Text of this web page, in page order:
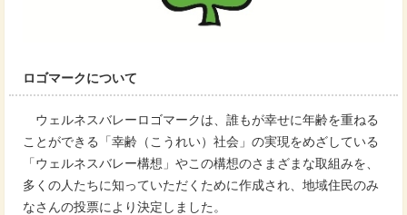
ロゴマークについて
ウェルネスバレーロゴマークは、誰もが幸せに年齢を重ねる
ことができる「幸齢（こうれい）社会」の実現をめざしている
「ウェルネスバレー構想」やこの構想のさまざまな取組みを、
多くの人たちに知っていただくために作成され、地域住民のみ
なさんの投票により決定しました。